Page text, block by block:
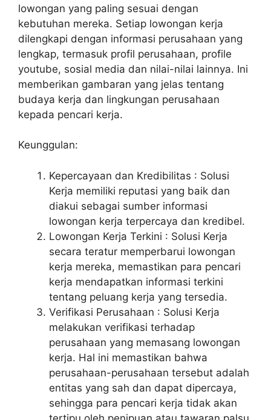
lowongan yang paling sesuai dengan
kebutuhan mereka. Setiap lowongan kerja
dilengkapi dengan informasi perusahaan yang
lengkap, termasuk profil perusahaan, profile
youtube, sosial media dan nilai-nilai lainnya. Ini
memberikan gambaran yang jelas tentang
budaya kerja dan lingkungan perusahaan
kepada pencari kerja.
Keunggulan:
Kepercayaan dan Kredibilitas : Solusi
Kerja memiliki reputasi yang baik dan
diakui sebagai sumber informasi
lowongan kerja terpercaya dan kredibel.
Lowongan Kerja Terkini : Solusi Kerja
secara teratur memperbarui lowongan
kerja mereka, memastikan para pencari
kerja mendapatkan informasi terkini
tentang peluang kerja yang tersedia.
Verifikasi Perusahaan : Solusi Kerja
melakukan verifikasi terhadap
perusahaan yang memasang lowongan
kerja. Hal ini memastikan bahwa
perusahaan-perusahaan tersebut adalah
entitas yang sah dan dapat dipercaya,
sehingga para pencari kerja tidak akan